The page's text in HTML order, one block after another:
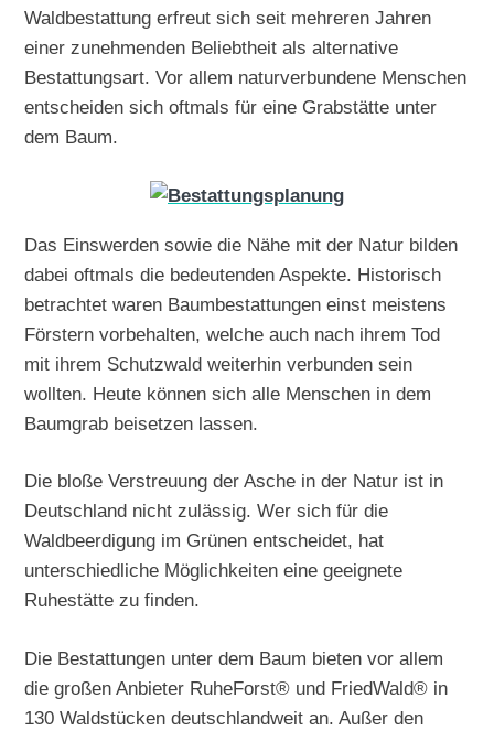
Waldbestattung erfreut sich seit mehreren Jahren
einer zunehmenden Beliebtheit als alternative
Bestattungsart. Vor allem naturverbundene Menschen
entscheiden sich oftmals für eine Grabstätte unter
dem Baum.
Das Einswerden sowie die Nähe mit der Natur bilden
dabei oftmals die bedeutenden Aspekte. Historisch
betrachtet waren Baumbestattungen einst meistens
Förstern vorbehalten, welche auch nach ihrem Tod
mit ihrem Schutzwald weiterhin verbunden sein
wollten. Heute können sich alle Menschen in dem
Baumgrab beisetzen lassen.
Die bloße Verstreuung der Asche in der Natur ist in
Deutschland nicht zulässig. Wer sich für die
Waldbeerdigung im Grünen entscheidet, hat
unterschiedliche Möglichkeiten eine geeignete
Ruhestätte zu finden.
Die Bestattungen unter dem Baum bieten vor allem
die großen Anbieter RuheForst® und FriedWald® in
130 Waldstücken deutschlandweit an. Außer den